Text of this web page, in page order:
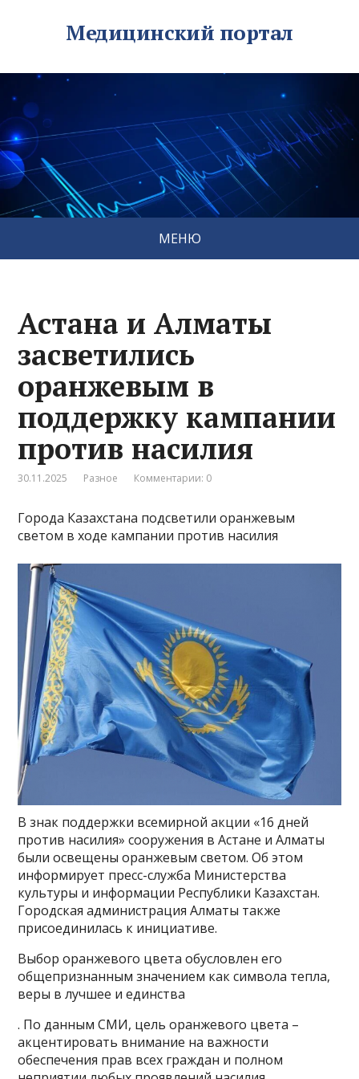
Медицинский портал
МЕНЮ
Астана и Алматы
засветились
оранжевым в
поддержку кампании
против насилия
30.11.2025 Разное Комментарии: 0
Города Казахстана подсветили оранжевым
светом в ходе кампании против насилия
В знак поддержки всемирной акции «16 дней
против насилия» сооружения в Астане и Алматы
были освещены оранжевым светом. Об этом
информирует пресс-служба Министерства
культуры и информации Республики Казахстан.
Городская администрация Алматы также
присоединилась к инициативе.
Выбор оранжевого цвета обусловлен его
общепризнанным значением как символа тепла,
веры в лучшее и единства
. По данным СМИ, цель оранжевого цвета –
акцентировать внимание на важности
обеспечения прав всех граждан и полном